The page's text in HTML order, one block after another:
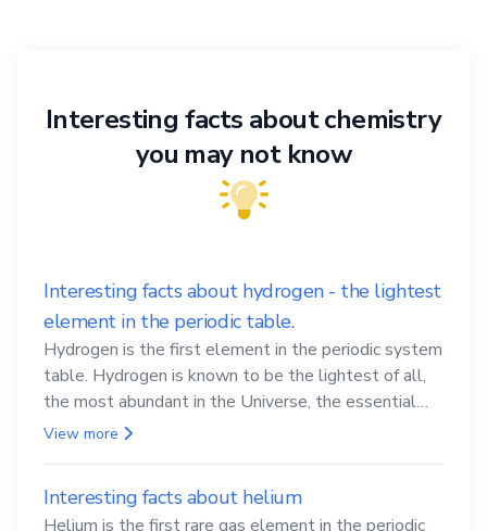
Interesting facts about chemistry
you may not know
Interesting facts about hydrogen - the lightest
element in the periodic table.
Hydrogen is the first element in the periodic system
table. Hydrogen is known to be the lightest of all,
the most abundant in the Universe, the essential
element for life
View more
Interesting facts about helium
Helium is the first rare gas element in the periodic